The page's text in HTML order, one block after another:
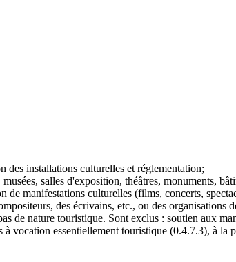
des installations culturelles et réglementation;
salles d'exposition, théâtres, monuments,
manifestations culturelles (films, concerts,
des écrivains, etc., ou des
de nature touristique. Sont exclus : soutien aux
vocation essentiellement touristique (0.4.7.3), à